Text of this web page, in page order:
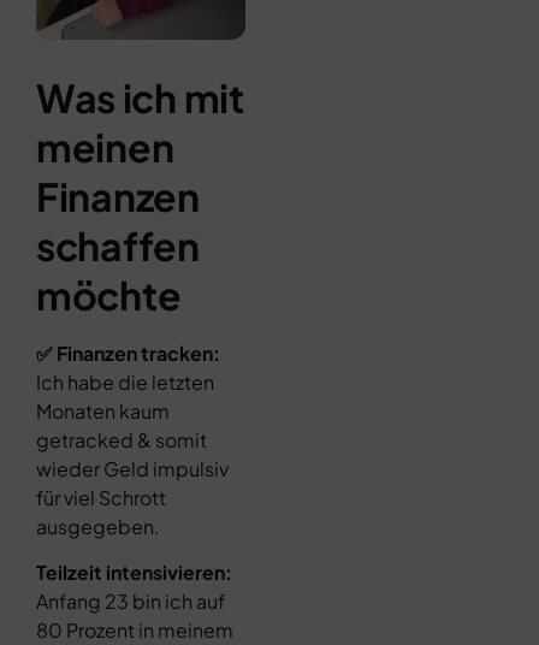
Was ich mit
meinen
Finanzen
schaffen
möchte
✅ Finanzen tracken:
Ich habe die letzten
Monaten kaum
getracked & somit
wieder Geld impulsiv
für viel Schrott
ausgegeben.
Teilzeit intensivieren:
Anfang 23 bin ich auf
80 Prozent in meinem